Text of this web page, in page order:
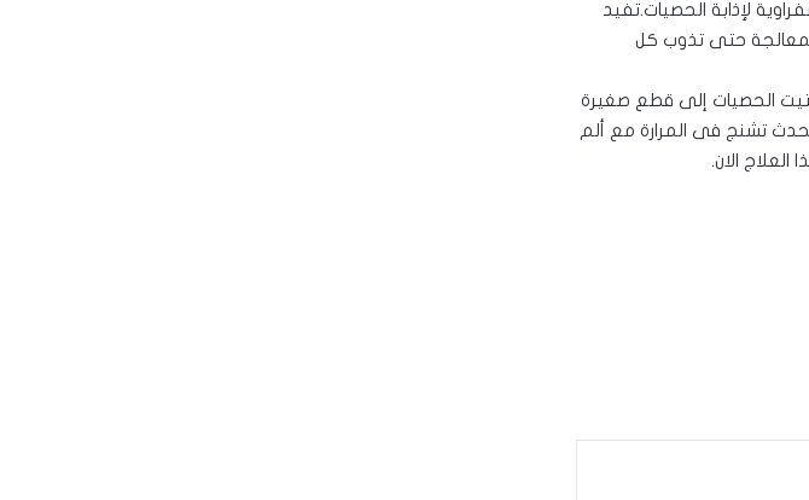
لإذابة الحصيات.تفيد
حتى تذوب كل
الحصيات إلى قطع صغيرة
تشنج فى المرارة مع ألم
الان.